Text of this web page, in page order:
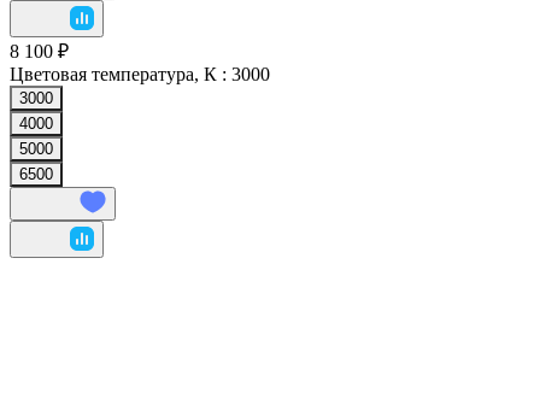
8 100 ₽
Цветовая температура, К : 3000
3000
4000
5000
6500